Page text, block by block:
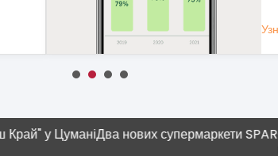
ОБЩЕСТВЕННОЕ ПИТАНИЕ
Два нових супермаркети SPAR